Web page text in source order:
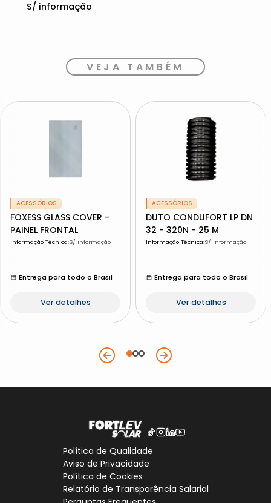
S/ informação
VEJA TAMBÉM
ACESSÓRIOS
FOXESS GLASS COVER -
PAINEL FRONTAL
Informação Técnica:S/ informação
Entrega para todo o Brasil
Ver detalhes
ACESSÓRIOS
DUTO CONDUFORT LP DN
32 - 320N - 25 M
Informação Técnica:S/ informação
Entrega para todo o Brasil
Ver detalhes
Política de Qualidade
Aviso de Privacidade
Política de Cookies
Relatório de Transparência Salarial